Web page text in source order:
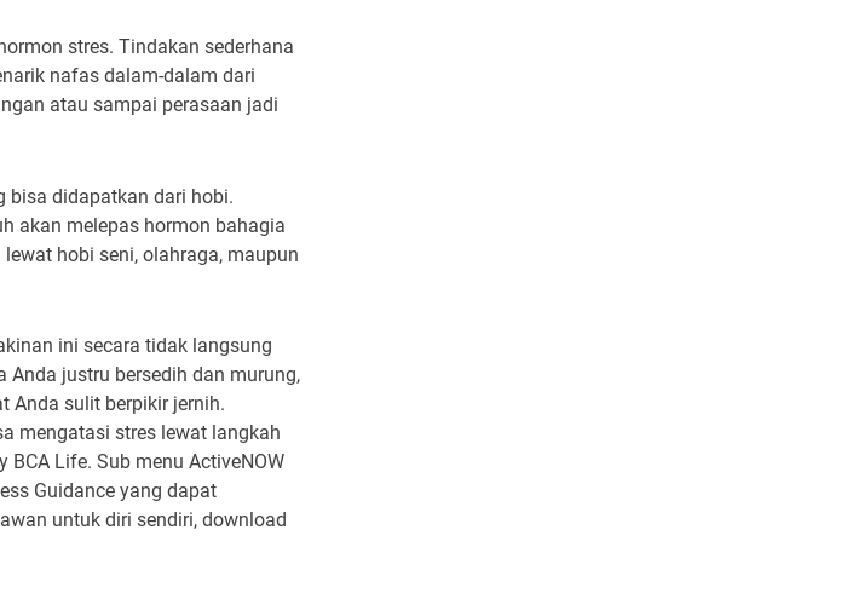
stres. Tindakan sederhana
nafas dalam-dalam dari
atau sampai perasaan jadi
bisa didapatkan dari hobi.
akan melepas hormon bahagia
hobi seni, olahraga, maupun
ini secara tidak langsung
justru bersedih dan murung,
Anda sulit berpikir jernih.
mengatasi stres lewat langkah
BCA Life. Sub menu ActiveNOW
Guidance yang dapat
untuk diri sendiri, download